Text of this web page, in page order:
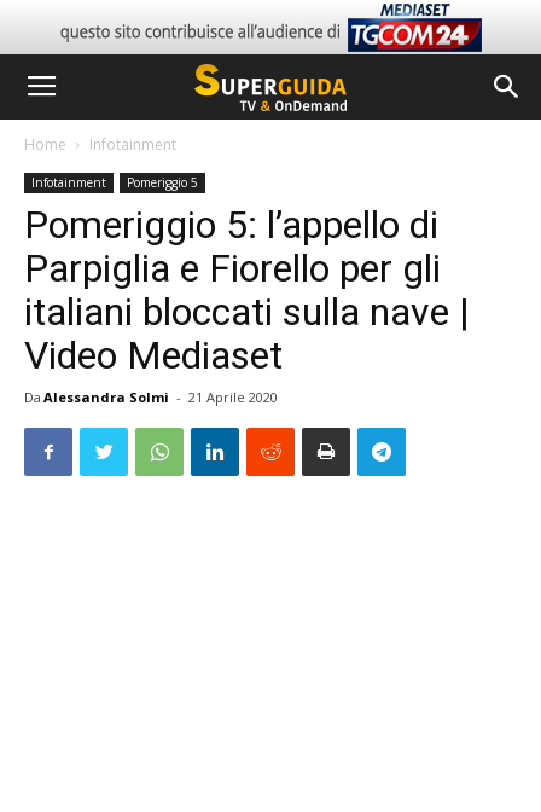
Home Infotainment
Infotainment Pomeriggio 5
Pomeriggio 5: l’appello di
Parpiglia e Fiorello per gli
italiani bloccati sulla nave |
Video Mediaset
Da Alessandra Solmi - 21 Aprile 2020